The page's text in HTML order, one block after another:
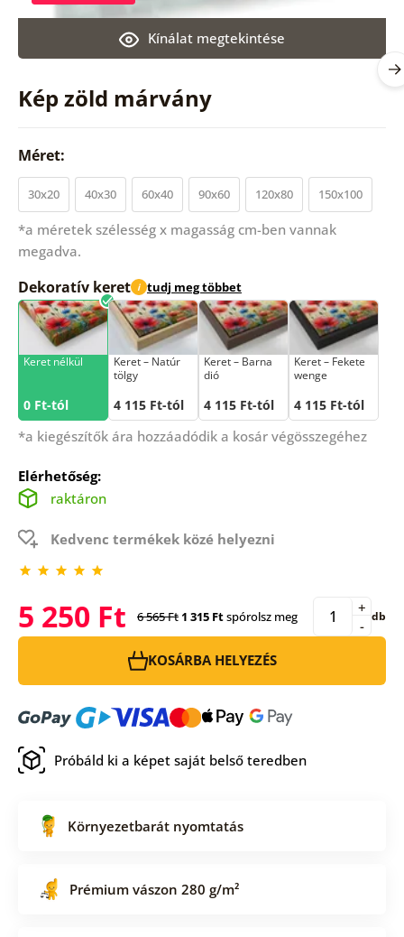
Kép zöld márvány
Kínálat megtekintése
Méret:
30x20 40x30 60x40 90x60 120x80 150x100
*a méretek szélesség x magasság cm-ben vannak
megadva.
Dekoratív keret i tudj meg többet
Keret nélkül
0 Ft-tól
Keret – Natúr
tölgy
4 115 Ft-tól
Keret – Barna
dió
4 115 Ft-tól
Keret – Fekete
wenge
4 115 Ft-tól
*a kiegészítők ára hozzáadódik a kosár végösszegéhez
Elérhetőség:
raktáron
Kedvenc termékek közé helyezni
5 250 Ft 6 565 Ft 1 315 Ftspórolsz meg -
+ db
KOSÁRBA HELYEZÉS
Próbáld ki a képet saját belső teredben
Környezetbarát nyomtatás
Prémium vászon 280 g/m²